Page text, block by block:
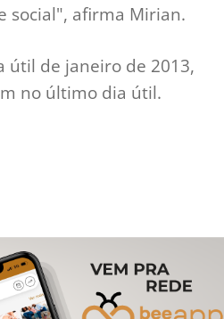
social", afirma Mirian.
útil de janeiro de 2013,
no último dia útil.